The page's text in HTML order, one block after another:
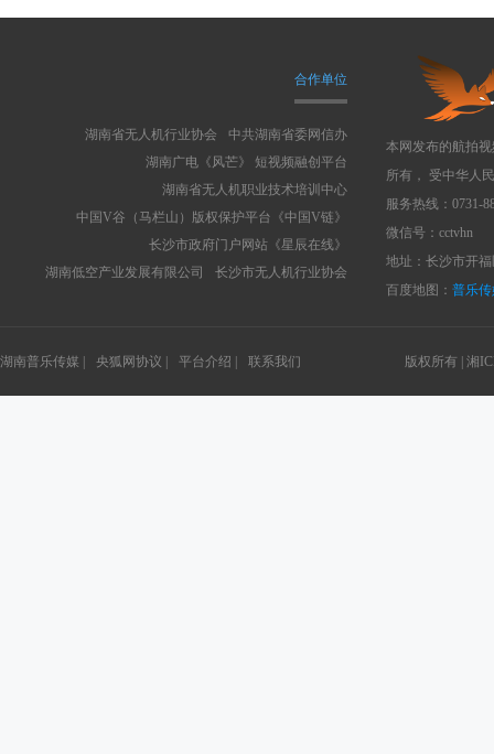
合作单位
中共湖南省委网信办
湖南省无人机行业协会
湖南广电《风芒》 短视频融创平台
湖南省无人机职业技术培训中心
中国V谷（马栏山）版权保护平台《中国V链》
长沙市政府门户网站《星辰在线》
长沙市无人机行业协会
湖南低空产业发展有限公司
本网发布的航拍
所有， 受中华人
服务热线：0731-
微信号：cctvhn
地址：长沙市开
百度地图： 普乐
湖南普乐传媒 | 央狐网协议 | 平台介绍 | 联系我们 版权所有 | 湘